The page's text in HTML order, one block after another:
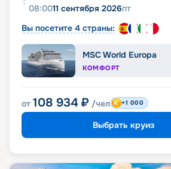
08:0011 сентября 2026пт
Вы посетите 4 страны:
MSC World Europa
КОМФОРТ
от 108 934 ₽ /чел +1 000
Выбрать круиз